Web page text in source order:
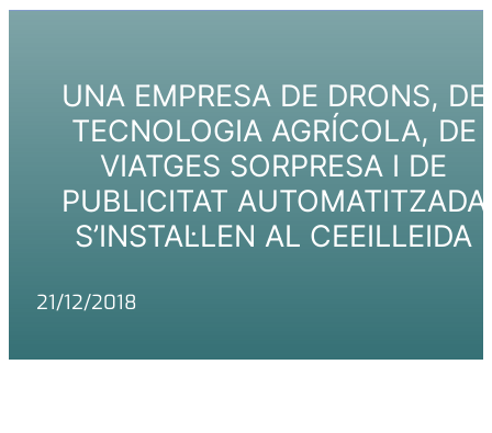
UNA EMPRESA DE DRONS, DE
TECNOLOGIA AGRÍCOLA, DE
VIATGES SORPRESA I DE
PUBLICITAT AUTOMATITZADA
S’INSTAL·LEN AL CEEILLEIDA
21/12/2018